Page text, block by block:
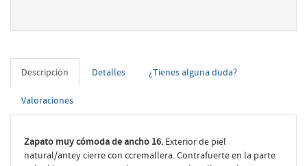
Descripción Detalles ¿Tienes alguna duda?
Valoraciones
Zapato muy cómoda de ancho 16. Exterior de piel
natural/antey cierre con ccremallera. Contrafuerte en la parte